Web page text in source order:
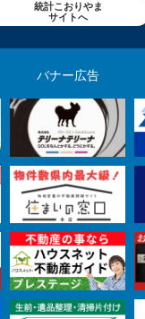
統計こおりやま
サイトへ
バナー広告